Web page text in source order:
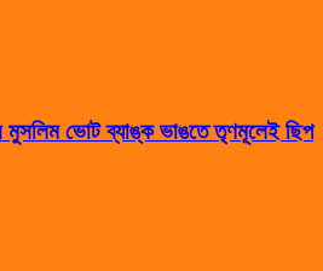
ভোট ব্যাঙ্ক ভাঙতে তৃণমূলেই ছিপ